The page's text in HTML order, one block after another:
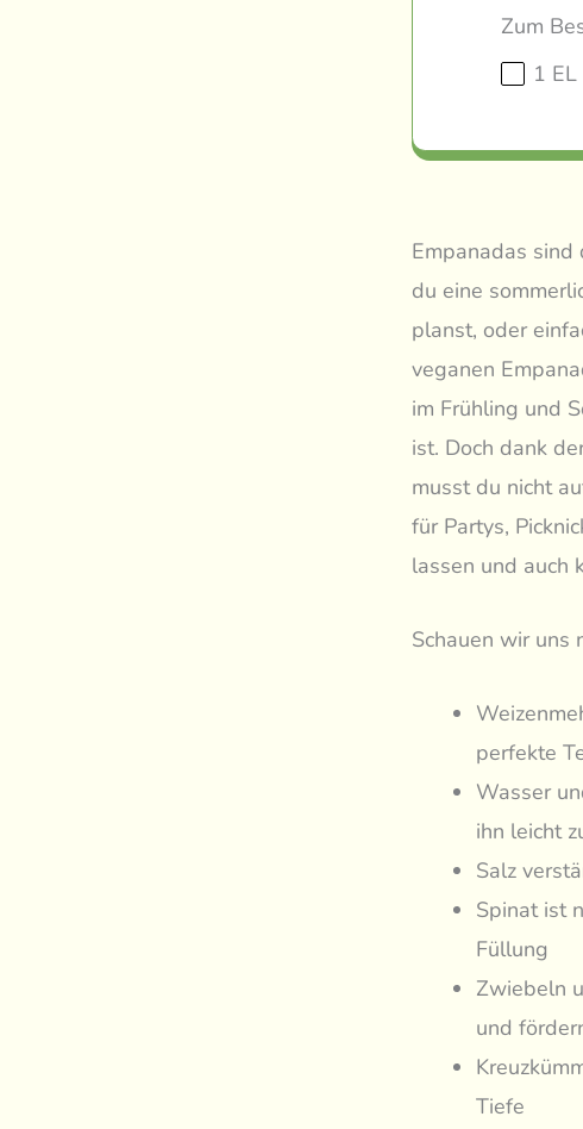
Zum
1
Empanadas sind
du eine
planst, oder
veganen
im Frühling und
ist. Doch dank
musst du nicht
für Partys,
lassen und auch
Schauen wir uns
perfekte
Wasser
ihn leicht
Salz
Spinat ist
Füllung
Zwiebeln
und
Tiefe